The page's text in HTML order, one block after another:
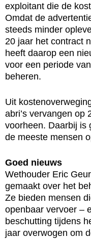
exploitant die de
Omdat de
steeds minder
20 jaar het contract
heeft daarop een
voor een periode
beheren.
Uit
abri’s vervangen op
voorheen. Daarbij is
de meeste mensen
Goed nieuws
Wethouder Eric
gemaakt over het
Ze bieden mensen
openbaar vervoer –
beschutting tijdens
jaar overwogen om